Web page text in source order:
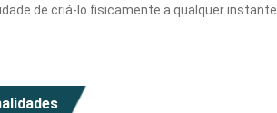
de criá-lo fisicamente a qualquer instante.